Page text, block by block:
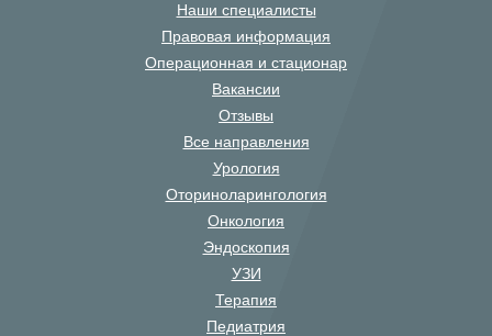
Наши специалисты
Правовая информация
Операционная и стационар
Вакансии
Отзывы
Все направления
Урология
Оториноларингология
Онкология
Эндоскопия
УЗИ
Терапия
Педиатрия